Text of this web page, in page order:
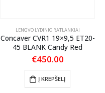
LENGVO LYDINIO RATLANKIAI
Concaver CVR1 19×9,5 ET20-
45 BLANK Candy Red
€450.00
Į KREPŠELĮ